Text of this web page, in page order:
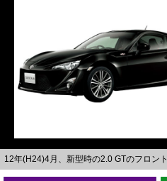
12年(H24)4月、新型時の2.0 GTのフロント